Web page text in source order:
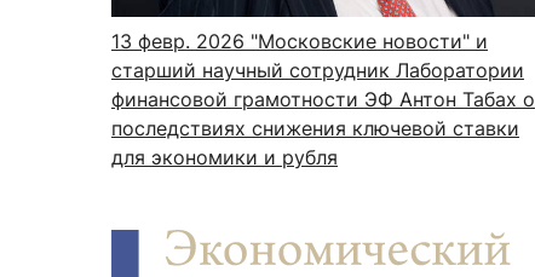
13 февр. 2026 "Московские новости" и
старший научный сотрудник Лаборатории
финансовой грамотности ЭФ Антон Табах о
последствиях снижения ключевой ставки
для экономики и рубля